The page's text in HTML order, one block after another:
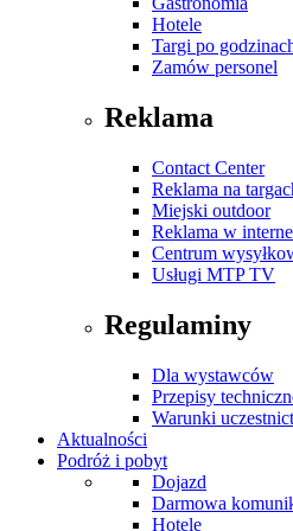
Hotele
Targi po
Zamów personel
Reklama
Contact Center
Reklama na
Miejski outdoor
Reklama w
Centrum
Usługi MTP TV
Regulaminy
Dla wystawców
Przepisy
Warunki
Aktualności
Podróż i pobyt
Dojazd
Darmowa
Hotele